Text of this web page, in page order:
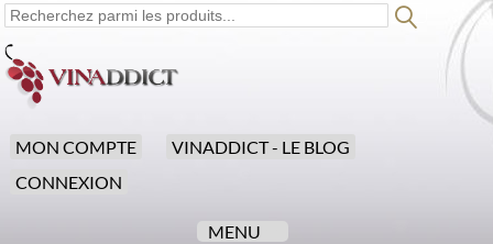
MON COMPTE
VINADDICT - LE BLOG
CONNEXION
MENU